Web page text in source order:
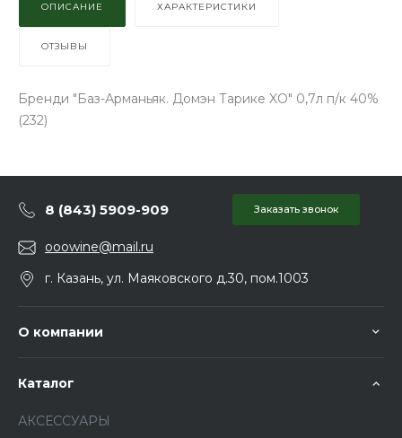
ОПИСАНИЕ ХАРАКТЕРИСТИКИ
ОТЗЫВЫ
Бренди "Баз-Арманьяк. Домэн Тарике XO" 0,7л п/к 40%
(232)
8 (843) 5909-909 Заказать звонок
ooowine@mail.ru
г. Казань, ул. Маяковского д.30, пом.1003
О компании
Каталог
АКСЕССУАРЫ